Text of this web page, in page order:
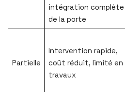
intégration complète
de la porte
Partielle
Intervention rapide,
coût réduit, limité en
travaux